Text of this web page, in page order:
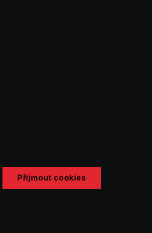
Přijmout cookies